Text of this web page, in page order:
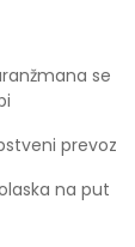
se
prevoz
na put